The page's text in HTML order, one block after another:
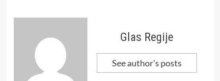
Glas Regije
See author's posts